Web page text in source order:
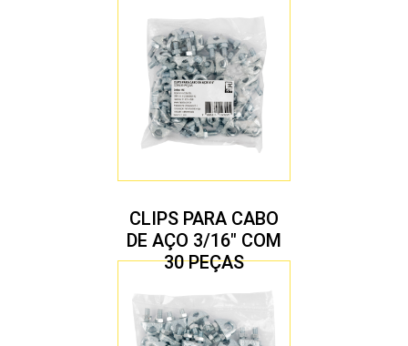
CLIPS PARA CABO
DE AÇO 3/16″ COM
30 PEÇAS